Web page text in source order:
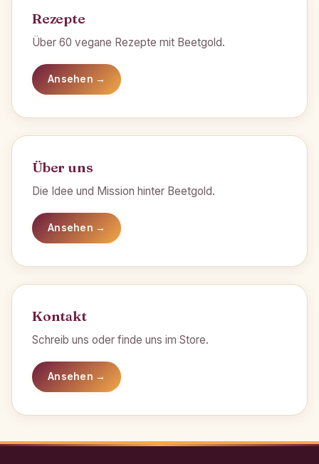
Rezepte
Über 60 vegane Rezepte mit Beetgold.
Ansehen →
Über uns
Die Idee und Mission hinter Beetgold.
Ansehen →
Kontakt
Schreib uns oder finde uns im Store.
Ansehen →